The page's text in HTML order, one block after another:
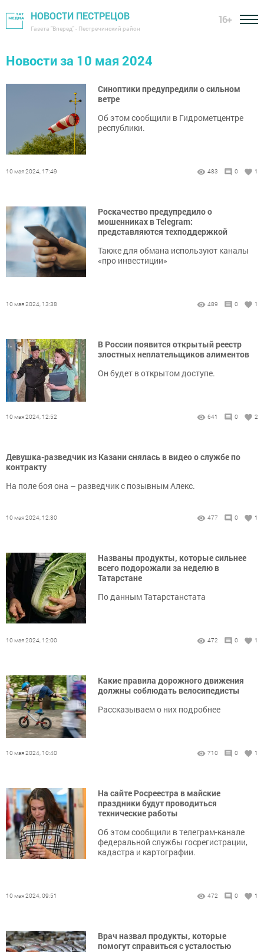
НОВОСТИ ПЕСТРЕЦОВ
Газета "Вперед" - Пестречинский район
16+
Новости за 10 мая 2024
Синоптики предупредили о сильном
ветре
Об этом сообщили в Гидрометцентре
республики.
10 мая 2024, 17:49 483 0 1
Роскачество предупредило о
мошенниках в Telegram:
представляются техподдержкой
Также для обмана используют каналы
«про инвестиции»
10 мая 2024, 13:38 489 0 1
В России появится открытый реестр
злостных неплательщиков алиментов
Он будет в открытом доступе.
10 мая 2024, 12:52 641 0 2
Девушка-разведчик из Казани снялась в видео о службе по
контракту
На поле боя она – разведчик с позывным Алекс.
10 мая 2024, 12:30 477 0 1
Названы продукты, которые сильнее
всего подорожали за неделю в
Татарстане
По данным Татарстанстата
10 мая 2024, 12:00 472 0 1
Какие правила дорожного движения
должны соблюдать велосипедисты
Рассказываем о них подробнее
10 мая 2024, 10:40 710 0 1
На сайте Росреестра в майские
праздники будут проводиться
технические работы
Об этом сообщили в телеграм-канале
федеральной службы госрегистрации,
кадастра и картографии.
10 мая 2024, 09:51 472 0 1
Врач назвал продукты, которые
помогут справиться с усталостью